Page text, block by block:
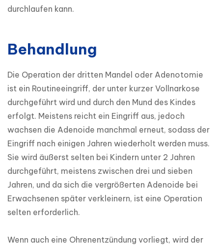
durchlaufen kann.
Behandlung
Die Operation der dritten Mandel oder Adenotomie
ist ein Routineeingriff, der unter kurzer Vollnarkose
durchgeführt wird und durch den Mund des Kindes
erfolgt. Meistens reicht ein Eingriff aus, jedoch
wachsen die Adenoide manchmal erneut, sodass der
Eingriff nach einigen Jahren wiederholt werden muss.
Sie wird äußerst selten bei Kindern unter 2 Jahren
durchgeführt, meistens zwischen drei und sieben
Jahren, und da sich die vergrößerten Adenoide bei
Erwachsenen später verkleinern, ist eine Operation
selten erforderlich.
Wenn auch eine Ohrenentzündung vorliegt, wird der